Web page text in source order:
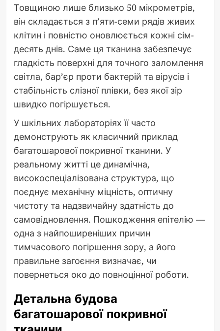
Товщиною лише близько 50 мікрометрів,
він складається з п’яти-семи рядів живих
клітин і повністю оновлюється кожні сім-
десять днів. Саме ця тканина забезпечує
гладкість поверхні для точного заломлення
світла, бар’єр проти бактерій та вірусів і
стабільність слізної плівки, без якої зір
швидко погіршується.
У шкільних лабораторіях її часто
демонструють як класичний приклад
багатошарової покривної тканини. У
реальному житті це динамічна,
високоспеціалізована структура, що
поєднує механічну міцність, оптичну
чистоту та надзвичайну здатність до
самовідновлення. Пошкодження епітелію —
одна з найпоширеніших причин
тимчасового погіршення зору, а його
правильне загоєння визначає, чи
повернеться око до повноцінної роботи.
Детальна будова
багатошарової покривної